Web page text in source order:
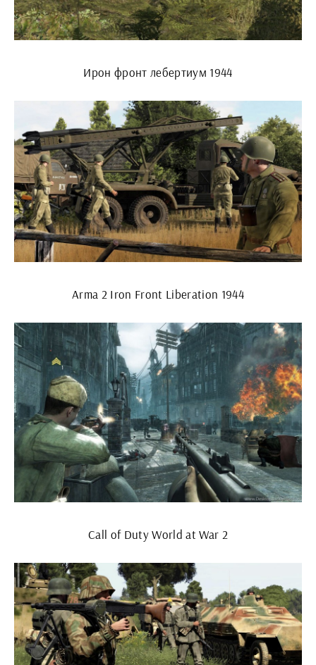
Ирон фронт лебертиум 1944
Arma 2 Iron Front Liberation 1944
Call of Duty World at War 2